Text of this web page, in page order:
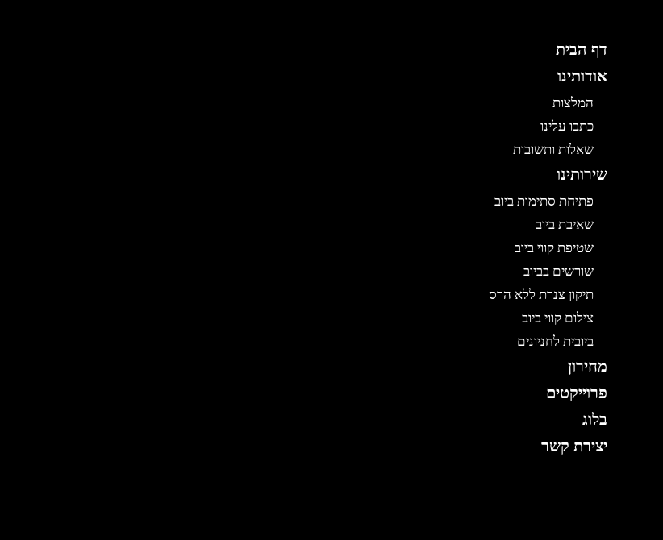
דף הבית
אודותינו
המלצות
כתבו עלינו
שאלות ותשובות
שירותינו
פתיחת סתימות ביוב
שאיבת ביוב
שטיפת קווי ביוב
שורשים בביוב
תיקון צנרת ללא הרס
צילום קווי ביוב
ביובית לחניונים
מחירון
פרוייקטים
בלוג
יצירת קשר